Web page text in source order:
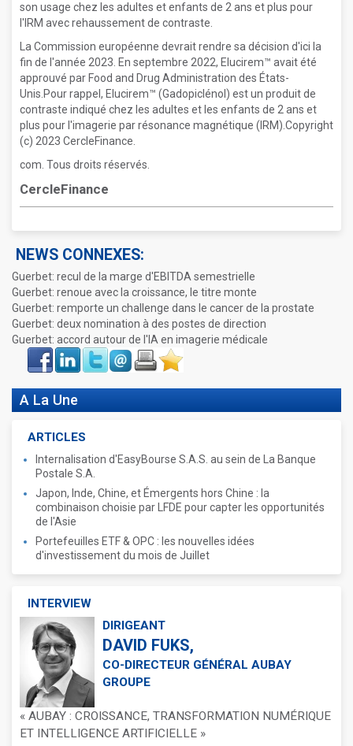
son usage chez les adultes et enfants de 2 ans et plus pour
l'IRM avec rehaussement de contraste.
La Commission européenne devrait rendre sa décision d'ici la
fin de l'année 2023. En septembre 2022, Elucirem™ avait été
approuvé par Food and Drug Administration des États-
Unis.Pour rappel, Elucirem™ (Gadopiclénol) est un produit de
contraste indiqué chez les adultes et les enfants de 2 ans et
plus pour l'imagerie par résonance magnétique (IRM).Copyright
(c) 2023 CercleFinance.
com. Tous droits réservés.
CercleFinance
NEWS CONNEXES:
Guerbet: recul de la marge d'EBITDA semestrielle
Guerbet: renoue avec la croissance, le titre monte
Guerbet: remporte un challenge dans le cancer de la prostate
Guerbet: deux nomination à des postes de direction
Guerbet: accord autour de l'IA en imagerie médicale
Face
book
LinkIn Twitter Envoyer ImprimerFavoris
A La Une
ARTICLES
Internalisation d'EasyBourse S.A.S. au sein de La Banque
Postale S.A.
Japon, Inde, Chine, et Émergents hors Chine : la
combinaison choisie par LFDE pour capter les opportunités
de l'Asie
Portefeuilles ETF & OPC : les nouvelles idées
d'investissement du mois de Juillet
INTERVIEW
DIRIGEANT
DAVID FUKS,
CO-DIRECTEUR GÉNÉRAL AUBAY
GROUPE
« AUBAY : CROISSANCE, TRANSFORMATION NUMÉRIQUE
ET INTELLIGENCE ARTIFICIELLE »